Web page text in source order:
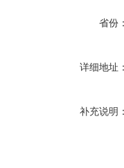
省份
详细地址
补充说明